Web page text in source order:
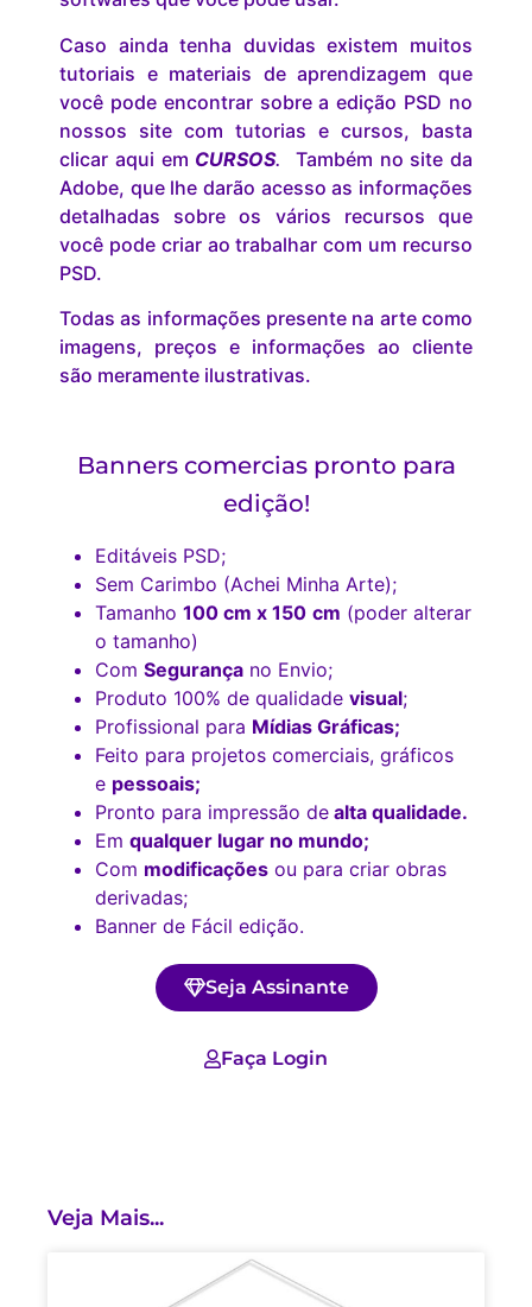
Caso ainda tenha duvidas existem muitos
tutoriais e materiais de aprendizagem que
você pode encontrar sobre a edição PSD no
nossos site com tutorias e cursos, basta
clicar aqui em CURSOS.
Também no site da
Adobe, que lhe darão acesso as informações
detalhadas sobre os vários recursos que
você pode criar ao trabalhar com um recurso
PSD.
Todas as informações presente na arte como
imagens, preços e informações ao cliente
são meramente ilustrativas.
Banners comercias pronto para
edição!
Editáveis PSD;
Sem Carimbo (Achei Minha Arte);
Tamanho 100 cm x 150 cm (poder alterar
o tamanho)
Com Segurança no Envio;
Produto 100% de qualidade visual;
Profissional para Mídias Gráficas;
Feito para projetos comerciais, gráficos
e pessoais;
Pronto para impressão de alta qualidade.
Em qualquer lugar no mundo;
Com modificações ou para criar obras
derivadas;
Banner de Fácil edição.
Seja Assinante
Faça Login
Veja Mais...